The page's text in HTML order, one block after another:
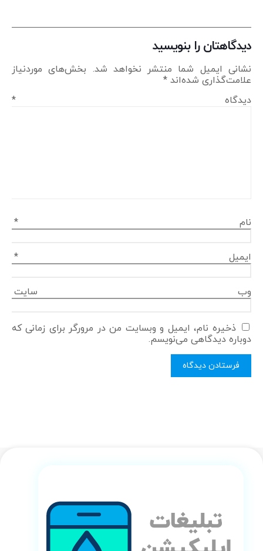
دیدگاهتان را بنویسید
نشانی ایمیل شما منتشر نخواهد شد. بخش‌های موردنیاز
علامت‌گذاری شده‌اند *
دیدگاه *
نام *
ایمیل *
وب‌ سایت
ذخیره نام، ایمیل و وبسایت من در مرورگر برای زمانی که
دوباره دیدگاهی می‌نویسم.